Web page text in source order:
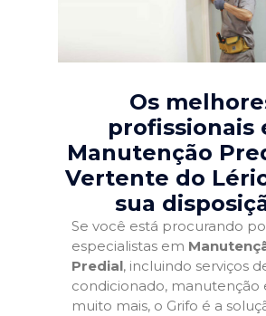
Os
profissionais
Manutenção
Vertente do
sua
Se você está procurando
especialistas em
Predial, incluindo serviços
condicionado, manutenção
muito mais, o Grifo é a